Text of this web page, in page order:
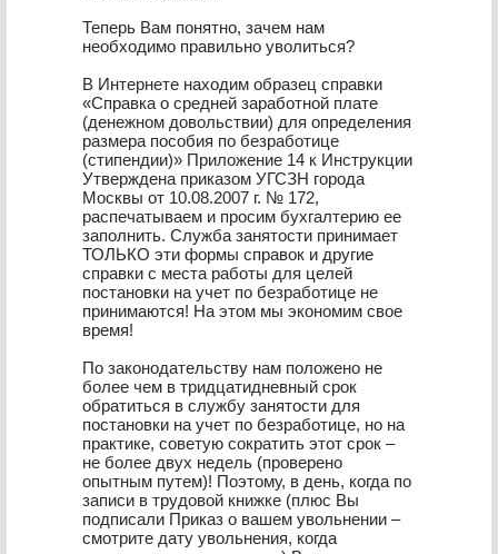
Теперь Вам понятно, зачем нам
необходимо правильно уволиться?
В Интернете находим образец справки
«Справка о средней заработной плате
(денежном довольствии) для определения
размера пособия по безработице
(стипендии)» Приложение 14 к Инструкции
Утверждена приказом УГСЗН города
Москвы от 10.08.2007 г. № 172,
распечатываем и просим бухгалтерию ее
заполнить. Служба занятости принимает
ТОЛЬКО эти формы справок и другие
справки с места работы для целей
постановки на учет по безработице не
принимаются! На этом мы экономим свое
время!
По законодательству нам положено не
более чем в тридцатидневный срок
обратиться в службу занятости для
постановки на учет по безработице, но на
практике, советую сократить этот срок –
не более двух недель (проверено
опытным путем)! Поэтому, в день, когда по
записи в трудовой книжке (плюс Вы
подписали Приказ о вашем увольнении –
смотрите дату увольнения, когда